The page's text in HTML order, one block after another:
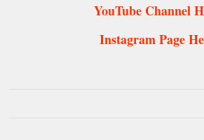
YouTube Channel
Instagram Page